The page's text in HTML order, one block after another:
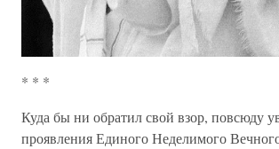
* * *
Куда бы ни обратил свой взор, повсюду
проявления Единого Неделимого